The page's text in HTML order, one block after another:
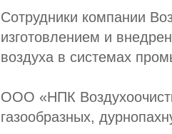
Сотрудники компании
изготовлением и
воздуха в системах
ООО «НПК
газообразных,